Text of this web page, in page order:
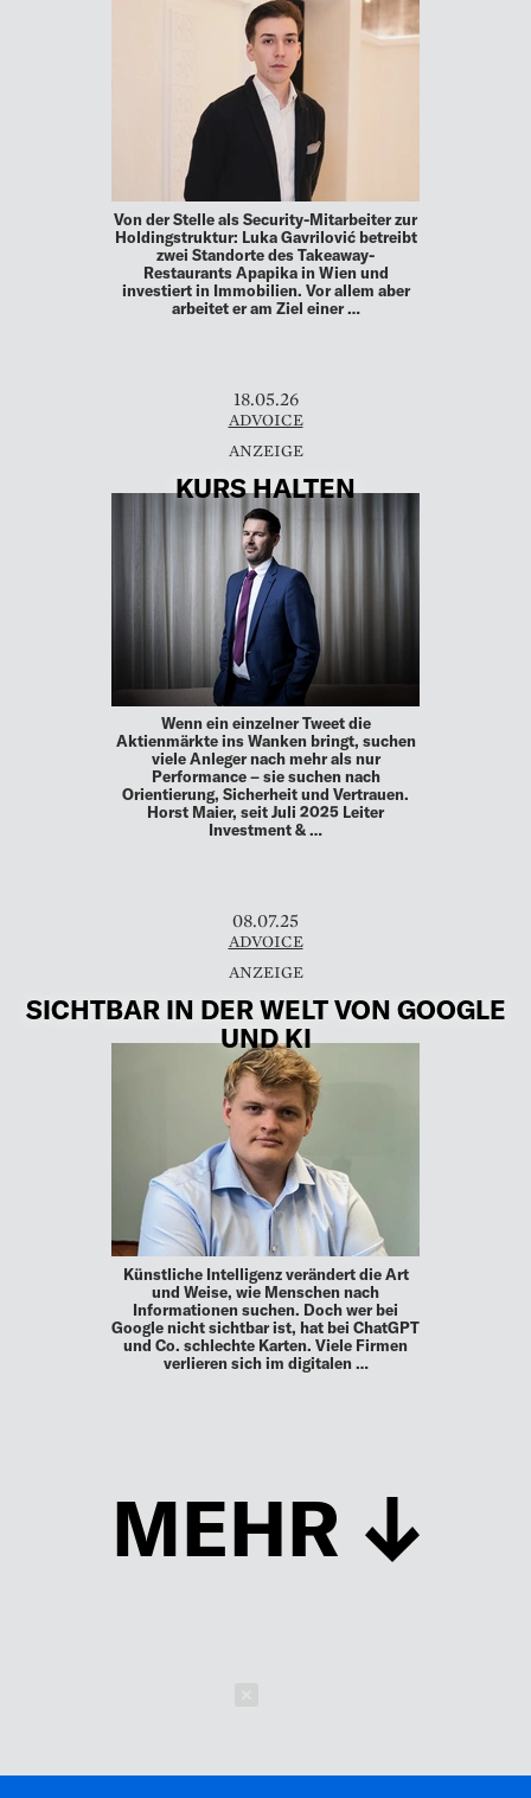
Von der Stelle als Security-Mitarbeiter zur
Holdingstruktur: Luka Gavrilović betreibt
zwei Standorte des Takeaway-
Restaurants Apapika in Wien und
investiert in Immobilien. Vor allem aber
arbeitet er am Ziel einer …
18.05.26
ADVOICE
KURS HALTEN
Wenn ein einzelner Tweet die
Aktienmärkte ins Wanken bringt, suchen
viele Anleger nach mehr als nur
Performance – sie suchen nach
Orientierung, Sicherheit und Vertrauen.
Horst Maier, seit Juli 2025 Leiter
Investment & …
08.07.25
ADVOICE
SICHTBAR IN DER WELT VON GOOGLE
UND KI
Künstliche Intelligenz verändert die Art
und Weise, wie Menschen nach
Informationen suchen. Doch wer bei
Google nicht sichtbar ist, hat bei ChatGPT
und Co. schlechte Karten. Viele Firmen
verlieren sich im digitalen …
MEHR